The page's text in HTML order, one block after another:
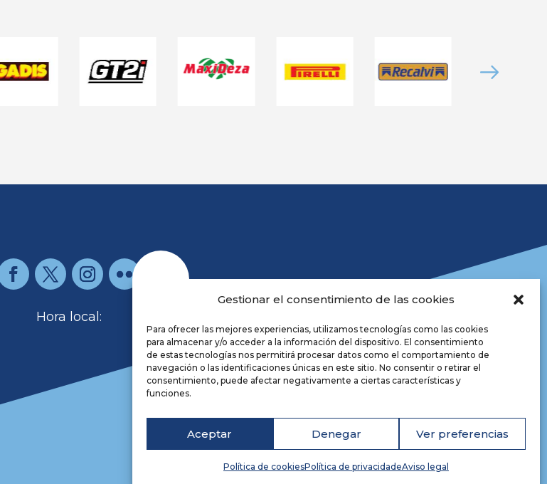
Gestionar el consentimiento de las cookies
Para ofrecer las mejores experiencias, utilizamos tecnologías como las cookies
para almacenar y/o acceder a la información del dispositivo. El consentimiento
de estas tecnologías nos permitirá procesar datos como el comportamiento de
navegación o las identificaciones únicas en este sitio. No consentir o retirar el
consentimiento, puede afectar negativamente a ciertas características y
funciones.
Aceptar Denegar Ver preferencias
Política de cookiesPolítica de privacidadeAviso legal
Hora local:
Repositorio
Aviso legal
Accesibilidade
Deseño web